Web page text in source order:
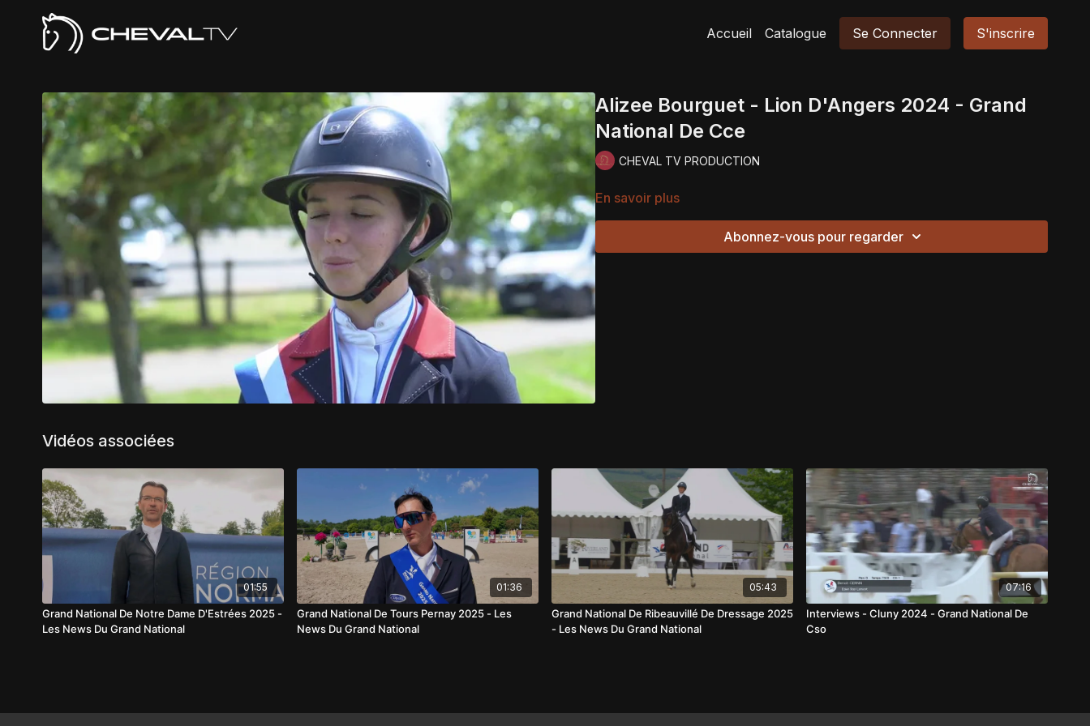
Accueil Catalogue Se Connecter S'inscrire
Alizee Bourguet - Lion D'Angers 2024 - Grand
National De Cce
CHEVAL TV PRODUCTION
En savoir plus
Abonnez-vous pour regarder
Vidéos associées
01:55
Grand National De Notre Dame D'Estrées 2025 -
Les News Du Grand National
01:36
Grand National De Tours Pernay 2025 - Les
News Du Grand National
05:43
Grand National De Ribeauvillé De Dressage 2025
- Les News Du Grand National
07:16
Interviews - Cluny 2024 - Grand National De
Cso